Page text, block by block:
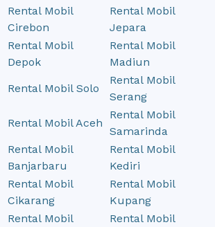
Rental Mobil
Cirebon
Rental Mobil
Jepara
Rental Mobil
Depok
Rental Mobil
Madiun
Rental Mobil Solo
Rental Mobil
Serang
Rental Mobil Aceh
Rental Mobil
Samarinda
Rental Mobil
Banjarbaru
Rental Mobil
Kediri
Rental Mobil
Cikarang
Rental Mobil
Kupang
Rental Mobil
Rental Mobil